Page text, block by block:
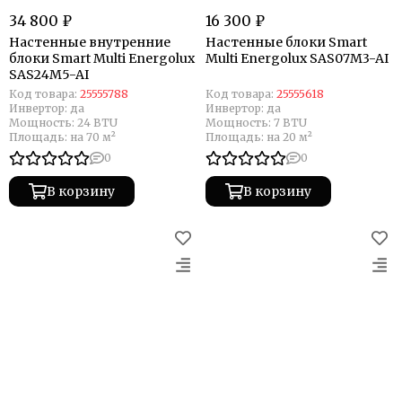
34 800 ₽
Настенные внутренние
блоки Smart Multi Energolux
SAS24M5-AI
Код товара: 25555788
Инвертор: да
Мощность: 24 BTU
Площадь: на 70 м²
0
В корзину
16 300 ₽
Настенные блоки Smart
Multi Energolux SAS07M3-AI
Код товара: 25555618
Инвертор: да
Мощность: 7 BTU
Площадь: на 20 м²
0
В корзину